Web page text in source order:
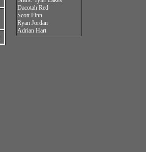
Dacotah Red
Scott Finn
Ryan Jordan
Adrian Hart